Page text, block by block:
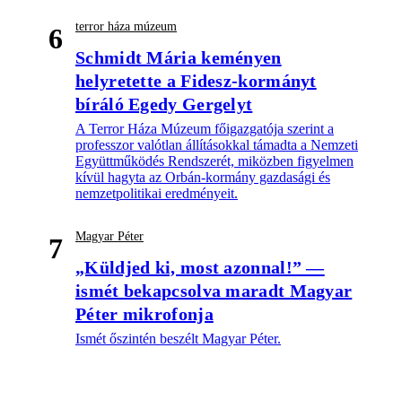
6 terror háza múzeum
Schmidt Mária keményen
helyretette a Fidesz-kormányt
bíráló Egedy Gergelyt
A Terror Háza Múzeum főigazgatója szerint a
professzor valótlan állításokkal támadta a Nemzeti
Együttműködés Rendszerét, miközben figyelmen
kívül hagyta az Orbán-kormány gazdasági és
nemzetpolitikai eredményeit.
7 Magyar Péter
„Küldjed ki, most azonnal!” —
ismét bekapcsolva maradt Magyar
Péter mikrofonja
Ismét őszintén beszélt Magyar Péter.